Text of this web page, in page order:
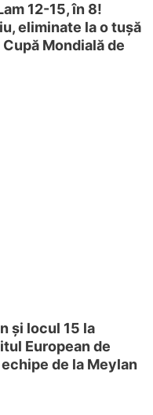
12-15, în 8!
eliminate la o tușă
Mondială de
și locul 15 la
European de
de la Meylan